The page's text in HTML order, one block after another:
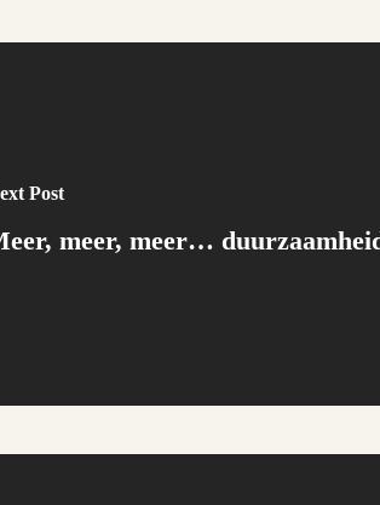
Post
meer, meer…